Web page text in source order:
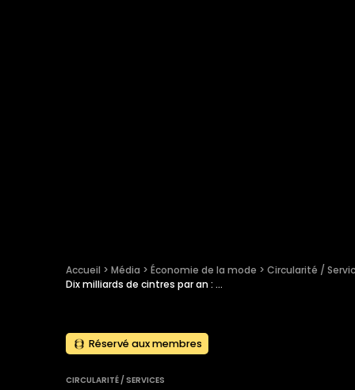
Accueil > Média > Économie de la mode > Circularité /
Dix milliards de cintres par an : le défi oublié de l’industrie de la mode
Réservé aux membres
CIRCULARITÉ / SERVICES